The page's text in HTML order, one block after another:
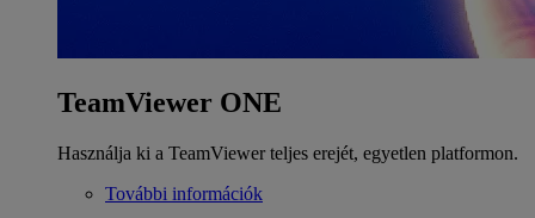
TeamViewer ONE
Használja ki a TeamViewer teljes erejét, egyetlen platformon.
További információk